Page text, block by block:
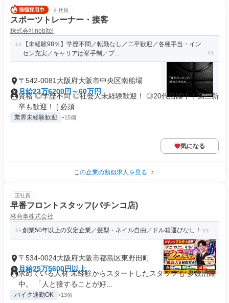
正社員
スポーツトレーナー・接客
株式会社nobitel
【未経験98％】学歴不問／転勤なし／二卒歓迎／各種手当・イン
セン充実／キャリアは挙手制／プ...
〒542-0081大阪府大阪市中央区南船場
月給23万6200円～60万円
資格 ◎学歴不問 ◎社会人未経験歓迎！ ◎20代活躍中！第二新
卒も歓迎！ [ 必須 ...
業界未経験歓迎 +15個
気になる
この企業の類似求人を見る
正社員
早番フロントスタッフ(パチンコ店)
林商事株式会社
創業50年以上の安定企業／髪型・ネイル自由／ドル箱運びなし！
〒534-0024大阪府大阪市都島区東野田町
月給25万5600円以上
求めている人材 未経験からスタートしたスタッフも 多数活躍
中。 「人と接することが好...
バイク通勤OK +13個